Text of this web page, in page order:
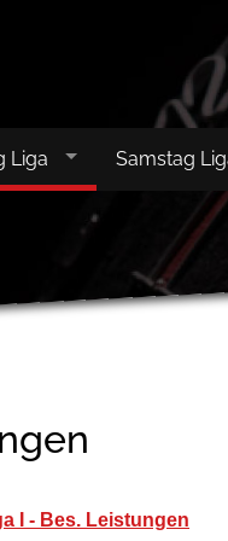
Liga Samstag
I - Bes. Leistungen